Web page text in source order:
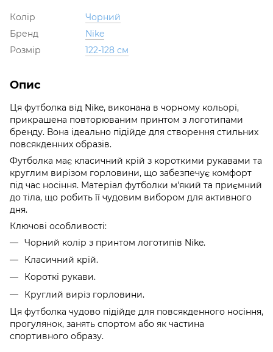
Колір
Чорний
Бренд
Nike
Розмір
122-128 см
Опис
Ця футболка від Nike, виконана в чорному кольорі,
прикрашена повторюваним принтом з логотипами
бренду. Вона ідеально підійде для створення стильних
повсякденних образів.
Футболка має класичний крій з короткими рукавами та
круглим вирізом горловини, що забезпечує комфорт
під час носіння. Матеріал футболки м'який та приємний
до тіла, що робить її чудовим вибором для активного
дня.
Ключові особливості:
Чорний колір з принтом логотипів Nike.
Класичний крій.
Короткі рукави.
Круглий виріз горловини.
Ця футболка чудово підійде для повсякденного носіння,
прогулянок, занять спортом або як частина
спортивного образу.